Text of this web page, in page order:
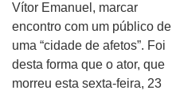
Vítor Emanuel, marcar
encontro com um público de
uma “cidade de afetos”. Foi
desta forma que o ator, que
morreu esta sexta-feira, 23